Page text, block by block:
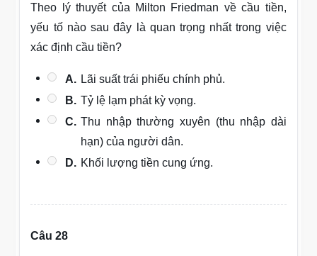
Theo lý thuyết của Milton Friedman về cầu tiền,
yếu tố nào sau đây là quan trọng nhất trong việc
xác định cầu tiền?
A. Lãi suất trái phiếu chính phủ.
B. Tỷ lệ lạm phát kỳ vọng.
C. Thu nhập thường xuyên (thu nhập dài
hạn) của người dân.
D. Khối lượng tiền cung ứng.
Câu 28